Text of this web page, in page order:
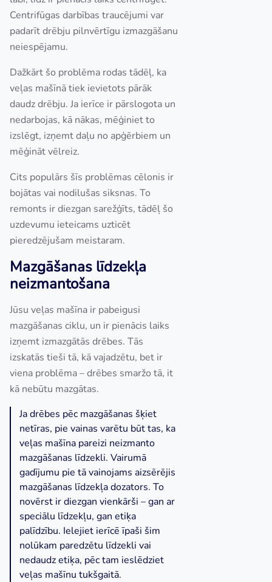
Centrifūgas darbības traucējumi var
padarīt drēbju pilnvērtīgu izmazgāšanu
neiespējamu.
Dažkārt šo problēma rodas tādēļ, ka
veļas mašīnā tiek ievietots pārāk
daudz drēbju. Ja ierīce ir pārslogota un
nedarbojas, kā nākas, mēģiniet to
izslēgt, izņemt daļu no apģērbiem un
mēģināt vēlreiz.
Cits populārs šīs problēmas cēlonis ir
bojātas vai nodilušas siksnas. To
remonts ir diezgan sarežģīts, tādēļ šo
uzdevumu ieteicams uzticēt
pieredzējušam meistaram.
Mazgāšanas līdzekļa
neizmantošana
Jūsu veļas mašīna ir pabeigusi
mazgāšanas ciklu, un ir pienācis laiks
izņemt izmazgātās drēbes. Tās
izskatās tieši tā, kā vajadzētu, bet ir
viena problēma – drēbes smaržo tā, it
kā nebūtu mazgātas.
Ja drēbes pēc mazgāšanas šķiet
netīras, pie vainas varētu būt tas, ka
veļas mašīna pareizi neizmanto
mazgāšanas līdzekli. Vairumā
gadījumu pie tā vainojams aizsērējis
mazgāšanas līdzekļa dozators. To
novērst ir diezgan vienkārši – gan ar
speciālu līdzekļu, gan etiķa
palīdzību. Ielejiet ierīcē īpaši šim
nolūkam paredzētu līdzekli vai
nedaudz etiķa, pēc tam ieslēdziet
veļas mašīnu tukšgaitā.